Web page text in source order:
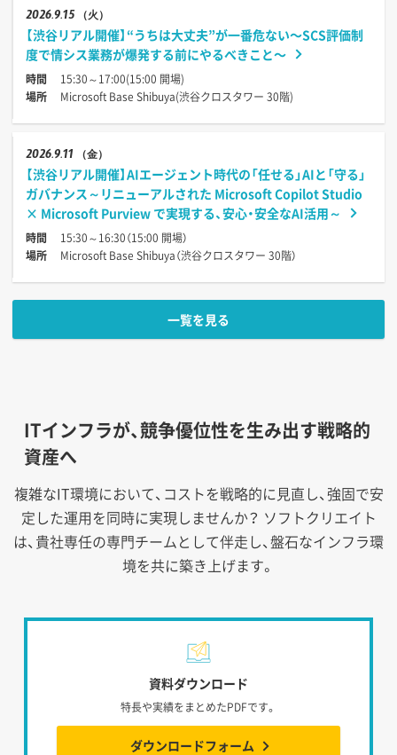
20269.15 （火）
【渋谷リアル開催】“うちは大丈夫”が一番危ない〜SCS評価制
度で情シス業務が爆発する前にやるべきこと〜
時間
15:30～17:00(15:00 開場)
場所
Microsoft Base Shibuya(渋谷クロスタワー 30階)
20269.11 （金）
【渋谷リアル開催】AIエージェント時代の「任せる」AIと「守る」
ガバナンス～リニューアルされた Microsoft Copilot Studio
× Microsoft Purview で実現する、安心・安全なAI活用～
時間
15:30～16:30（15:00 開場）
場所
Microsoft Base Shibuya（渋谷クロスタワー 30階）
一覧を見る
ITインフラが、競争優位性を生み出す戦略的
資産へ
複雑なIT環境において、コストを戦略的に見直し、強固で安
定した運用を同時に実現しませんか？ ソフトクリエイト
は、貴社専任の専門チームとして伴走し、盤石なインフラ環
境を共に築き上げます。
資料ダウンロード
特長や実績をまとめたPDFです。
ダウンロードフォーム